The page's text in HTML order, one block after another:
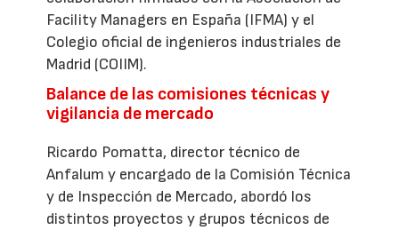
Facility Managers en España (IFMA) y el
Colegio oficial de ingenieros industriales de
Madrid (COIIM).
Balance de las comisiones técnicas y
vigilancia de mercado
Ricardo Pomatta, director técnico de
Anfalum y encargado de la Comisión Técnica
y de Inspección de Mercado, abordó los
distintos proyectos y grupos técnicos de